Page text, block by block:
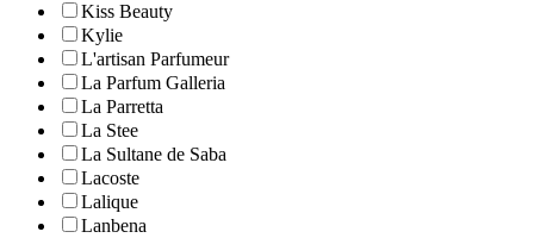
Kiss Beauty
Kylie
L'artisan Parfumeur
La Parfum Galleria
La Parretta
La Stee
La Sultane de Saba
Lacoste
Lalique
Lanbena